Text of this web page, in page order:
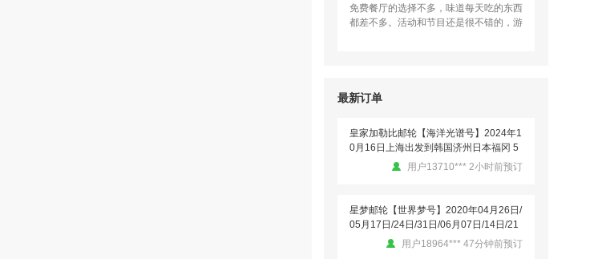
免费餐厅的选择不多，味道每天吃的东西
都差不多。活动和节目还是很不错的，游
地中海邮轮【辉煌号】2020年02月09日
游轮旅行
本次出行已经是第四次邮轮游，之前做过
抒情号.赛琳娜号.探索梦号及这次辉煌
号。我们这次住的是四人阳台房宽敞漂
【春节航线】皇家加勒比游轮【海洋光谱
最新订单
游
用户我有我路上 2小时前预订
皇家加勒比邮轮【海洋光谱号】2024年1
0月16日上海出发到韩国济州日本福冈 5
天4晚海上之旅用户13710*** 2小时前预订
星梦邮轮【世界梦号】2020年04月26日/
05月17日/24日/31日/06月07日/14日/21
日/07月19日/26日/08月02日/08月09日/0
用户18964*** 47分钟前预订